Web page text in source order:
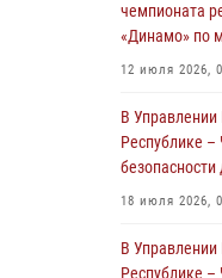
1914-1918
01 августа
здоровью
01 августа
Федерации
чемпионата
«Динамо» по
12 июля 2026,
В
Республике
18 июля 2026,
В
Республике –